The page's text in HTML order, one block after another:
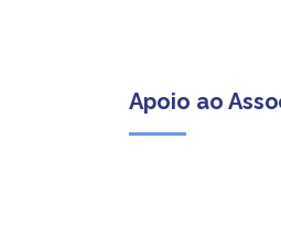
Apoio ao